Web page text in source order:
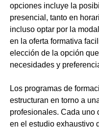
opciones incluye la
presencial, tanto en
incluso optar por la
en la oferta formativa
elección de la opción
necesidades y
Los programas de
estructuran en torno a
profesionales. Cada uno
en el estudio exhaustivo